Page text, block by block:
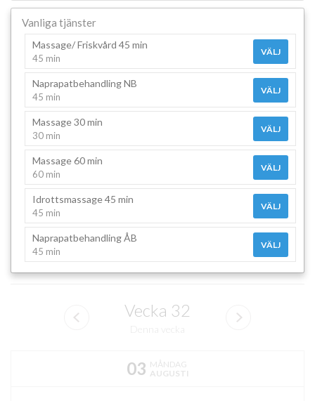
Vanliga tjänster
Massage/ Friskvård 45 min
45 min
VÄLJ
Naprapatbehandling NB
45 min
VÄLJ
Massage 30 min
30 min
VÄLJ
Massage 60 min
60 min
VÄLJ
Idrottsmassage 45 min
45 min
VÄLJ
Naprapatbehandling ÅB
45 min
VÄLJ
Vecka 32
03 MÅNDAG
AUGUSTI